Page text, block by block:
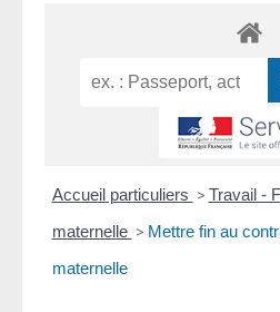
Accueil particuliers > Travail -
maternelle > Mettre fin au
maternelle